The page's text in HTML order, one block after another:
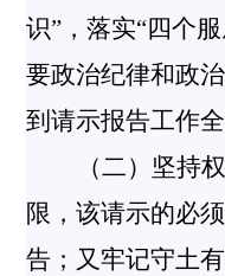
识”，落实“四个
要政治纪律和政
到请示报告工作
（二）坚持
限，该请示的必
告；又牢记守土